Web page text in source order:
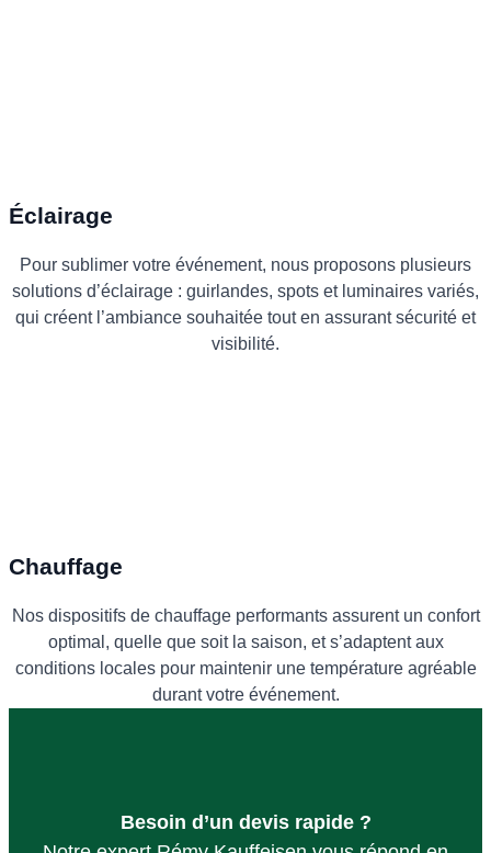
Éclairage
Pour sublimer votre événement, nous proposons plusieurs
solutions d’éclairage : guirlandes, spots et luminaires variés,
qui créent l’ambiance souhaitée tout en assurant sécurité et
visibilité.
Chauffage
Nos dispositifs de chauffage performants assurent un confort
optimal, quelle que soit la saison, et s’adaptent aux
conditions locales pour maintenir une température agréable
durant votre événement.
Besoin d’un devis rapide ?